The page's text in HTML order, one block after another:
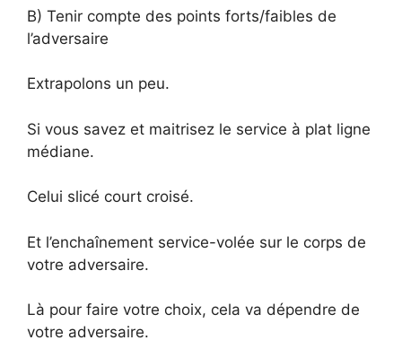
B) Tenir compte des points forts/faibles de
l’adversaire
Extrapolons un peu.
Si vous savez et maitrisez le service à plat ligne
médiane.
Celui slicé court croisé.
Et l’enchaînement service-volée sur le corps de
votre adversaire.
Là pour faire votre choix, cela va dépendre de
votre adversaire.